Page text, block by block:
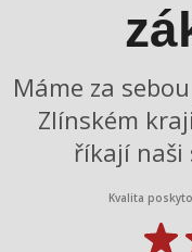
Máme za sebou
Zlínském
říkají naši
Kvalita